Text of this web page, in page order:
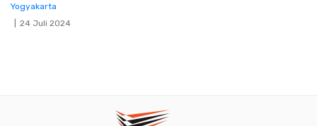
Yogyakarta
24 Juli 2024